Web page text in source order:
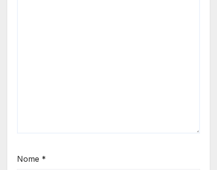
Nome *